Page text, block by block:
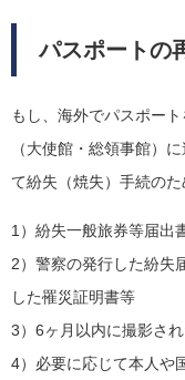
パスポートの
もし、海外でパスポー
（大使館・総領事館）
て紛失（焼失）手続のた
1）紛失一般旅券等届出
2）警察の発行した紛失
した罹災証明書等
3）6ヶ月以内に撮影さ
4）必要に応じて本人や